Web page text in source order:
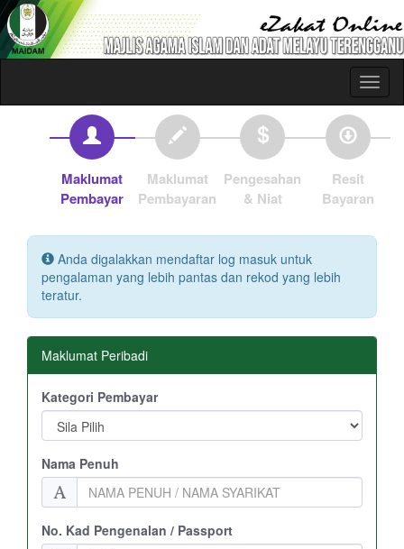
Maklumat
Pembayar
Maklumat
Pembayaran
Pengesahan
& Niat
Resit
Bayaran
Anda digalakkan mendaftar log masuk untuk
pengalaman yang lebih pantas dan rekod yang lebih
teratur.
Maklumat Peribadi
Kategori Pembayar
Nama Penuh
No. Kad Pengenalan / Passport